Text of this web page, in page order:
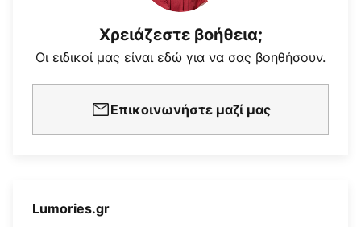
Χρειάζεστε βοήθεια;
Οι ειδικοί μας είναι εδώ για να σας βοηθήσουν.
Επικοινωνήστε μαζί μας
Lumories.gr